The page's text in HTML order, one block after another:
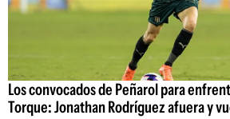
Los convocados de Peñarol para
Torque: Jonathan Rodríguez afuera y